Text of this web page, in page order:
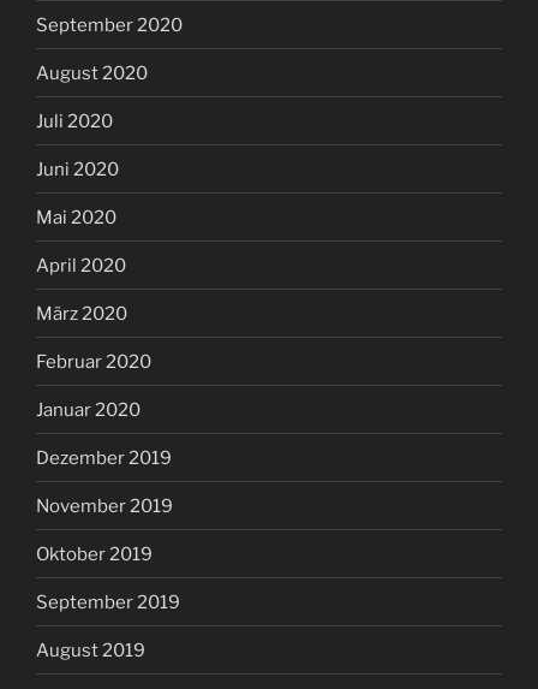
September 2020
August 2020
Juli 2020
Juni 2020
Mai 2020
April 2020
März 2020
Februar 2020
Januar 2020
Dezember 2019
November 2019
Oktober 2019
September 2019
August 2019